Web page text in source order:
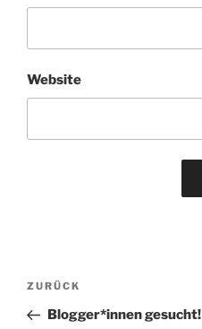
Website
Beitragsnavigation
Vorheriger
Beitrag
ZURÜCK
Blogger*innen gesucht!